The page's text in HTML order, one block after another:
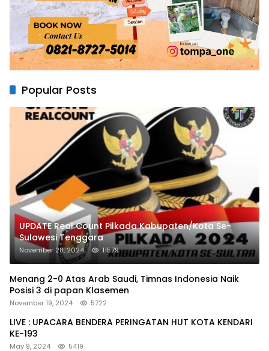
Popular Posts
UPDATE Real Count Pilkada Kabupaten/Kota Se-
Sulawesi Tenggara
November 28, 2024 11579
Menang 2-0 Atas Arab Saudi, Timnas Indonesia Naik
Posisi 3 di papan Klasemen
November 19, 2024 5722
LIVE : UPACARA BENDERA PERINGATAN HUT KOTA KENDARI
KE-193
May 9, 2024 5419